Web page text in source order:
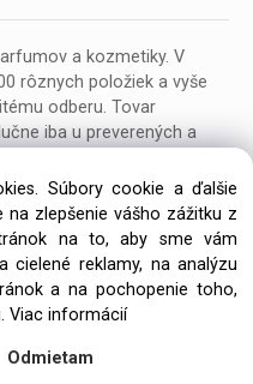
a kozmetiky. V
rôznych položiek a vyše
odberu. Tovar
iba u preverených a
All rights reserved
Súbory cookie a ďalšie
na zlepšenie vášho zážitku z
na to, aby sme vám
cielené reklamy, na analýzu
a na pochopenie toho,
Viac informácií
Odmietam